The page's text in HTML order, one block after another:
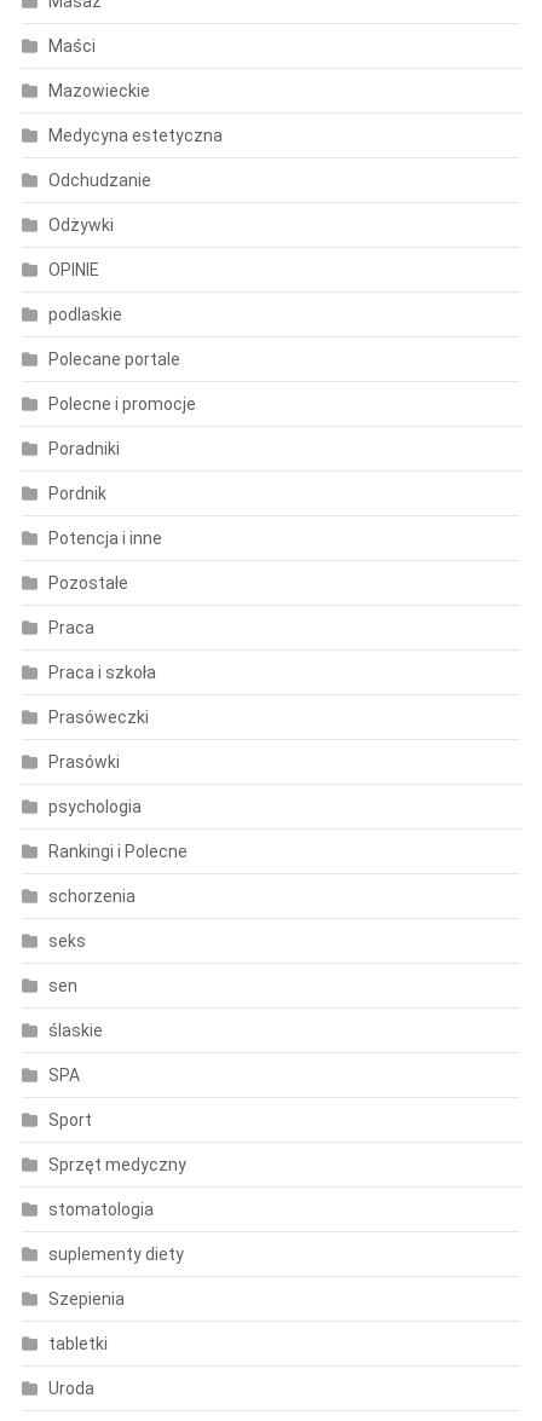
Maści
Mazowieckie
Medycyna estetyczna
Odchudzanie
Odżywki
OPINIE
podlaskie
Polecane portale
Polecne i promocje
Poradniki
Pordnik
Potencja i inne
Pozostałe
Praca
Praca i szkoła
Prasóweczki
Prasówki
psychologia
Rankingi i Polecne
schorzenia
seks
sen
ślaskie
SPA
Sport
Sprzęt medyczny
stomatologia
suplementy diety
Szepienia
tabletki
Uroda